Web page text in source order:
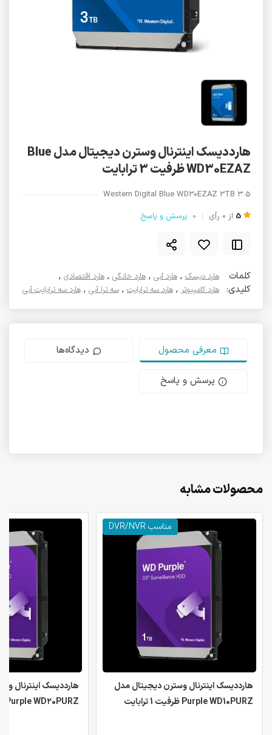
هارددیسک اینترنال وسترن دیجیتال مدل Blue
WD30EZAZ ظرفیت 3 ترابایت
Western Digital Blue WD30EZAZ 3TB ۳.5
5 از 0 رأی 0 پرسش و پاسخ
کلمات
کلیدی:
هارد دیسک,هارد آبی ,هارد خانگی ,هارد اقتصادی ,
هارد کامپیوتر,هارد سه ترابایت,سه ترا آبی ,هارد سه ترابایت آبی
معرفی محصول دیدگاه‌ها
پرسش و پاسخ
محصولات مشابه
مناسب DVR/NVR
هارددیسک اینترنال وسترن دیجیتال مدل
Purple WD10PURZ ظرفیت 1 ترابایت
هارددیسک اینترنال
Purple WD۲0PURZ ظرفیت ۲ ترابایت